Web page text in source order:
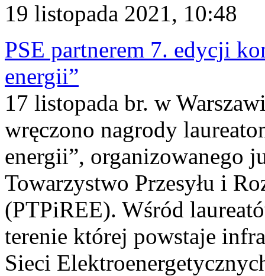
19 listopada 2021, 10:48
PSE partnerem 7. edycji
energii”
17 listopada br. w
wręczono nagrody
energii”, organizowanego
Towarzystwo Przesyłu i
(PTPiREE). Wśród
terenie której powstaje
Sieci